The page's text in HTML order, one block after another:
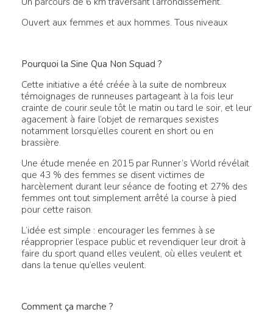
Ouvert aux femmes et aux hommes. Tous niveaux
Pourquoi la Sine Qua Non Squad ?
Cette initiative a été créée à la suite de nombreux
témoignages de runneuses partageant à la fois leur
crainte de courir seule tôt le matin ou tard le soir, et leur
agacement à faire l’objet de remarques sexistes
notamment lorsqu’elles courent en short ou en
brassière.
Une étude menée en 2015 par Runner’s World révélait
que 43 % des femmes se disent victimes de
harcèlement durant leur séance de footing et 27% des
femmes ont tout simplement arrêté la course à pied
pour cette raison.
L’idée est simple : encourager les femmes à se
réapproprier l’espace public et revendiquer leur droit à
faire du sport quand elles veulent, où elles veulent et
dans la tenue qu’elles veulent.
Comment ça marche ?